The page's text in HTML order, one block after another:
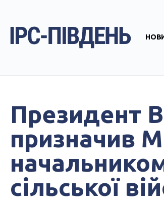
Президент
призначив
сільської